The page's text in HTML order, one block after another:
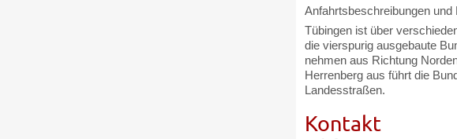
Anfahrtsbeschreibungen
Tübingen ist über
die vierspurig ausgebaute
nehmen aus Richtung
Herrenberg aus führt die
Landesstraßen.
Kontakt